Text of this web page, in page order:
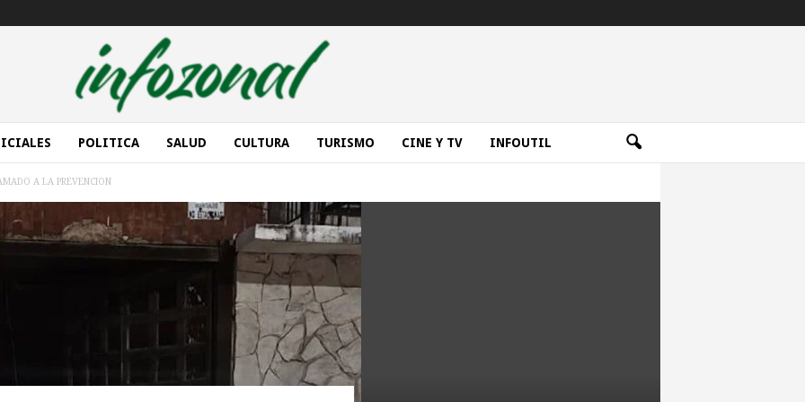
POLITICA SALUD CULTURA TURISMO CINE Y TV INFOUTIL
A LA PREVENCION